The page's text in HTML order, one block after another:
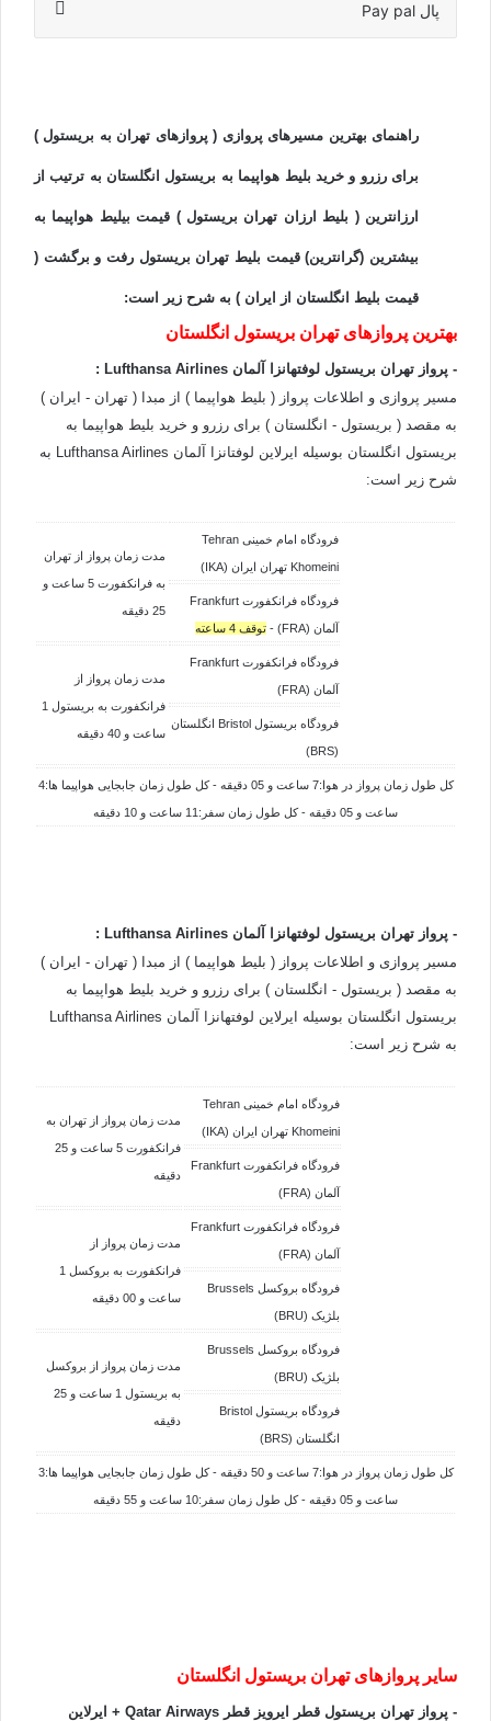
پال Pay pal
راهنمای بهترین مسیرهای پروازی ( پروازهای تهران به بریستول )
برای رزرو و خرید بلیط هواپیما به بریستول انگلستان به ترتیب از
ارزانترین ( بلیط ارزان تهران بریستول ) قیمت بیلیط هواپیما به
بیشترین (گرانترین) قیمت بلیط تهران بریستول رفت و برگشت (
قیمت بلیط انگلستان از ایران ) به شرح زیر است:
بهترین پروازهای تهران بریستول انگلستان
- پرواز تهران بریستول لوفتهانزا آلمان LufthansaAirlines
:
مسیر پروازی و اطلاعات پرواز ( بلیط هواپیما ) از مبدا ( تهران - ایران )
به مقصد ( بریستول - انگلستان ) برای رزرو و خرید بلیط هواپیما به
بریستول انگلستان بوسیله ایرلاین لوفتانزا آلمان Lufthansa Airlines به
شرح زیر است:
فرودگاه امام خمینی Tehran
Khomeini تهران ایران (IKA)
مدت زمان پرواز از تهران
به فرانکفورت 5 ساعت و
25 دقیقه
فرودگاه فرانکفورت Frankfurt
آلمان (FRA) - توقف 4 ساعته
فرودگاه فرانکفورت Frankfurt
آلمان (FRA)
مدت زمان پرواز از
فرانکفورت به بریستول 1
ساعت و 40 دقیقه
فرودگاه بریستول Bristol انگلستان
(BRS)
کل طول زمان پرواز در هوا:7 ساعت و 05 دقیقه - کل طول زمان جابجایی هواپیما ها:4
ساعت و 05 دقیقه - کل طول زمان سفر:11 ساعت و 10 دقیقه
- پرواز تهران بریستول لوفتهانزا آلمان Lufthansa Airlines
:
مسیر پروازی و اطلاعات پرواز ( بلیط هواپیما ) از مبدا ( تهران - ایران )
به مقصد ( بریستول - انگلستان ) برای رزرو و خرید بلیط هواپیما به
بریستول انگلستان بوسیله ایرلاین لوفتهانزا آلمان Lufthansa Airlines
به شرح زیر است:
فرودگاه امام خمینی Tehran
Khomeini تهران ایران (IKA)
مدت زمان پرواز از تهران به
فرانکفورت 5 ساعت و 25
دقیقه
فرودگاه فرانکفورت Frankfurt
آلمان (FRA)
فرودگاه فرانکفورت Frankfurt
آلمان (FRA)
مدت زمان پرواز از
فرانکفورت به بروکسل 1
ساعت و 00 دقیقه
فرودگاه بروکسل Brussels
بلژیک (BRU)
فرودگاه بروکسل Brussels
بلژیک (BRU)
مدت زمان پرواز از بروکسل
به بریستول 1 ساعت و 25
دقیقه
فرودگاه بریستول Bristol
انگلستان (BRS)
کل طول زمان پرواز در هوا:7 ساعت و 50 دقیقه - کل طول زمان جابجایی هواپیما ها:3
ساعت و 05 دقیقه - کل طول زمان سفر:10 ساعت و 55 دقیقه
سایر پروازهای تهران بریستول انگلستان
- پرواز تهران بریستول قطر ایرویز قطر Qatar Airways + ایرلاین